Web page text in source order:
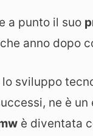
a punto il suo
anno dopo
sviluppo
ne è un
è diventata